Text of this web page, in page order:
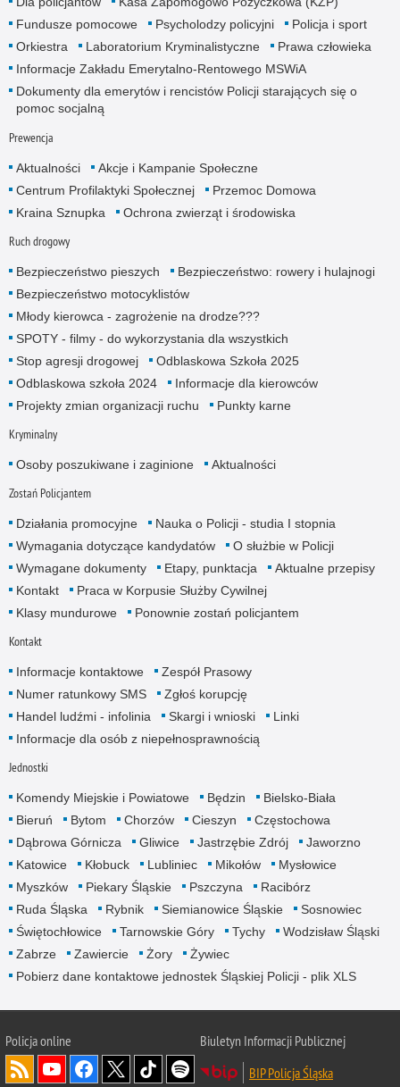
Fundusze pomocowe
Psycholodzy policyjni
Policja i sport
Orkiestra
Laboratorium Kryminalistyczne
Prawa człowieka
Informacje Zakładu Emerytalno-Rentowego MSWiA
Dokumenty dla emerytów i rencistów Policji starających się o
pomoc socjalną
Prewencja
Aktualności
Akcje i Kampanie Społeczne
Centrum Profilaktyki Społecznej
Przemoc Domowa
Kraina Sznupka
Ochrona zwierząt i środowiska
Ruch drogowy
Bezpieczeństwo pieszych
Bezpieczeństwo: rowery i hulajnogi
Bezpieczeństwo motocyklistów
Młody kierowca - zagrożenie na drodze???
SPOTY - filmy - do wykorzystania dla wszystkich
Stop agresji drogowej
Odblaskowa Szkoła 2025
Odblaskowa szkoła 2024
Informacje dla kierowców
Projekty zmian organizacji ruchu
Punkty karne
Kryminalny
Osoby poszukiwane i zaginione Aktualności
Zostań Policjantem
Działania promocyjne
Nauka o Policji - studia I stopnia
Wymagania dotyczące kandydatów
O służbie w Policji
Wymagane dokumenty
Etapy, punktacja
Aktualne przepisy
Kontakt
Praca w Korpusie Służby Cywilnej
Klasy mundurowe
Ponownie zostań policjantem
Kontakt
Informacje kontaktowe
Zespół Prasowy
Numer ratunkowy SMS
Zgłoś korupcję
Handel ludźmi - infolinia
Skargi i wnioski
Linki
Informacje dla osób z niepełnosprawnością
Jednostki
Komendy Miejskie i Powiatowe Będzin
Bielsko-Biała
Bieruń
Bytom Chorzów Cieszyn
Częstochowa
Dąbrowa Górnicza
Gliwice Jastrzębie Zdrój
Jaworzno
Katowice
Kłobuck Lubliniec Mikołów
Mysłowice
Myszków
Piekary Śląskie Pszczyna
Racibórz
Ruda Śląska
Rybnik Siemianowice Śląskie
Sosnowiec
Świętochłowice
Tarnowskie Góry Tychy
Wodzisław Śląski
Zabrze
Zawiercie Żory
Żywiec
Pobierz dane kontaktowe jednostek Śląskiej Policji - plik XLS
Policja online
Biuletyn Informacji Publicznej
BIP Policja Śląska